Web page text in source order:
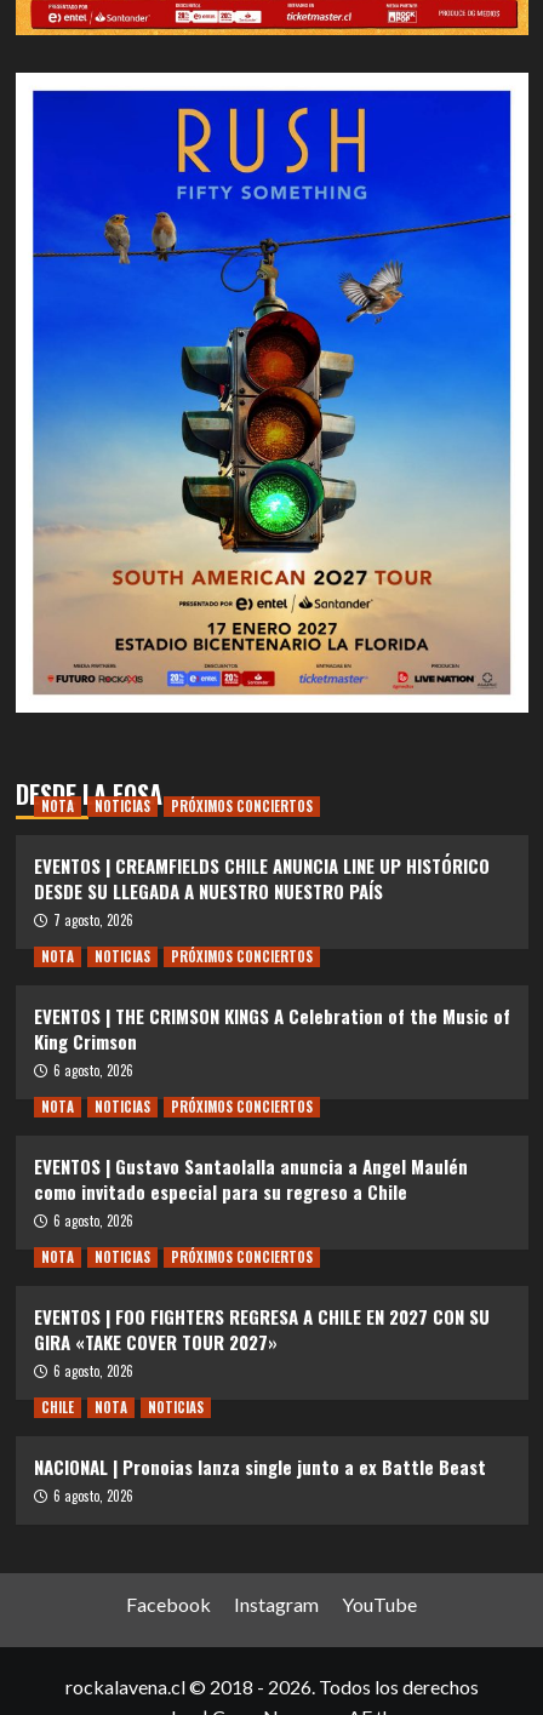
DESDE LA FOSA
NOTA NOTICIAS PRÓXIMOS CONCIERTOS
EVENTOS | CREAMFIELDS CHILE ANUNCIA LINE UP HISTÓRICO
DESDE SU LLEGADA A NUESTRO NUESTRO PAÍS
7 agosto, 2026
NOTA
NOTICIAS PRÓXIMOS CONCIERTOS
EVENTOS | THE CRIMSON KINGS A Celebration of the Music of
King Crimson
6 agosto, 2026
NOTA
NOTICIAS PRÓXIMOS CONCIERTOS
EVENTOS | Gustavo Santaolalla anuncia a Angel Maulén
como invitado especial para su regreso a Chile
6 agosto, 2026
NOTA
NOTICIAS PRÓXIMOS CONCIERTOS
EVENTOS | FOO FIGHTERS REGRESA A CHILE EN 2027 CON SU
GIRA «TAKE COVER TOUR 2027»
6 agosto, 2026
CHILE
NOTA NOTICIAS
NACIONAL | Pronoias lanza single junto a ex Battle Beast
6 agosto, 2026
Facebook Instagram YouTube
rockalavena.cl © 2018 - 2026. Todos los derechos